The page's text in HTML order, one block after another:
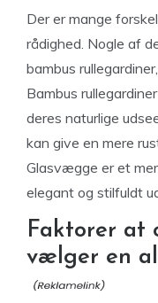
Der er mange
rådighed. Nogle af
bambus
Bambus
deres naturlige
kan give en mere
Glasvægge er et
elegant og stilfuldt
Faktorer at
vælger en